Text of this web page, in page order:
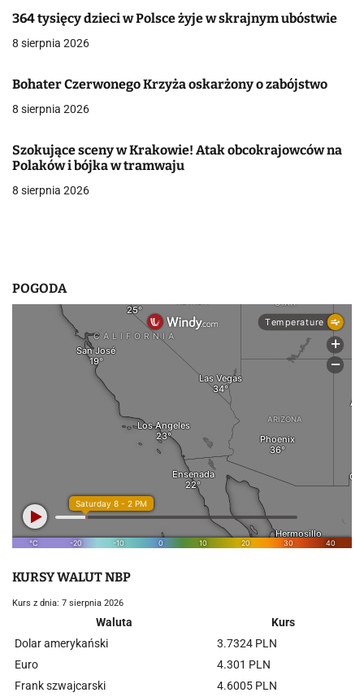
a
c
j
a
p
i
364 tysięcy dzieci w Polsce żyje w skrajnym ubóstwie
8 sierpnia 2026
Bohater Czerwonego Krzyża oskarżony o zabójstwo
8 sierpnia 2026
Szokujące sceny w Krakowie! Atak obcokrajowców na
Polaków i bójka w tramwaju
8 sierpnia 2026
POGODA
KURSY WALUT NBP
Kurs z dnia: 7 sierpnia 2026
Waluta
Kurs
Dolar amerykański
3.7324 PLN
Euro
4.301 PLN
Frank szwajcarski
4.6005 PLN